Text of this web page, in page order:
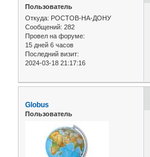
Пользователь
Откуда: РОСТОВ-НА-ДОНУ
Сообщений: 282
Провел на форуме:
15 дней 6 часов
Последний визит:
2024-03-18 21:17:16
Globus
Пользователь